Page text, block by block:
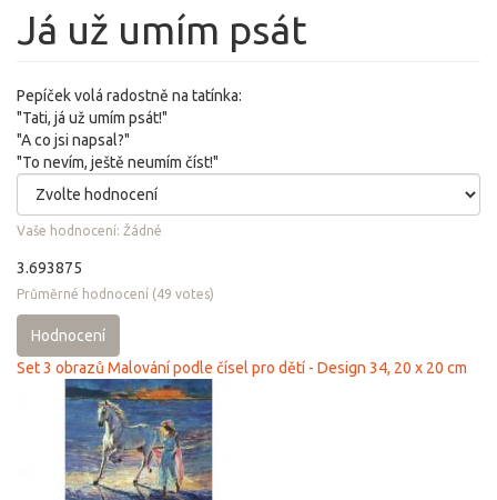
Já už umím psát
Pepíček volá radostně na tatínka:
"Tati, já už umím psát!"
"A co jsi napsal?"
"To nevím, ještě neumím číst!"
Vaše hodnocení: Žádné
3.693875
Průměrné hodnocení (49 votes)
Hodnocení
Set 3 obrazů Malování podle čísel pro dětí - Design 34, 20 x 20 cm